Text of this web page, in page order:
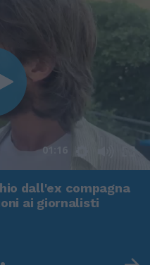
01:16
dall'ex compagna
ai giornalisti